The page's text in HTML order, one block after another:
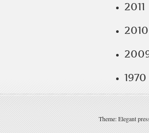
2011
2010
1970
Theme: Elegant